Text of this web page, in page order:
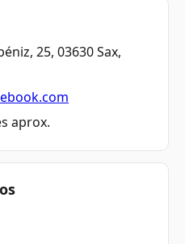
25, 03630 Sax,
aprox.